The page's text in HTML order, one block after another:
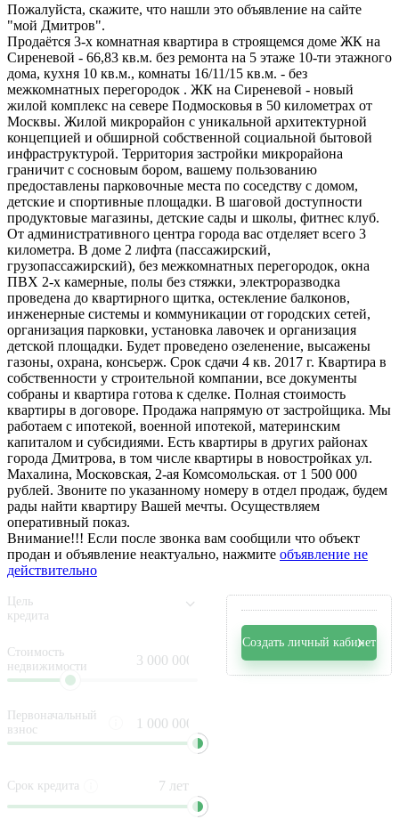
Пожалуйста, скажите, что нашли это объявление на сайте
"мой Дмитров".
Продаётся 3-х комнатная квартира в строящемся доме ЖК на
Сиреневой - 66,83 кв.м. без ремонта на 5 этаже 10-ти этажного
дома, кухня 10 кв.м., комнаты 16/11/15 кв.м. - без
межкомнатных перегородок . ЖК на Сиреневой - новый
жилой комплекс на севере Подмосковья в 50 километрах от
Москвы. Жилой микрорайон с уникальной архитектурной
концепцией и обширной собственной социальной бытовой
инфраструктурой. Территория застройки микрорайона
граничит c сосновым бором, вашему пользованию
предоставлены парковочные места по соседству с домом,
детские и спортивные площадки. В шаговой доступности
продуктовые магазины, детские сады и школы, фитнес клуб.
От административного центра города вас отделяет всего 3
километра. В доме 2 лифта (пассажирский,
грузопассажирский), без межкомнатных перегородок, окна
ПВХ 2-х камерные, полы без стяжки, электроразводка
проведена до квартирного щитка, остекление балконов,
инженерные системы и коммуникации от городских сетей,
организация парковки, установка лавочек и организация
детской площадки. Будет проведено озеленение, высажены
газоны, охрана, консьерж. Срок сдачи 4 кв. 2017 г. Квартира в
собственности у строительной компании, все документы
собраны и квартира готова к сделке. Полная стоимость
квартиры в договоре. Продажа напрямую от застройщика. Мы
работаем с ипотекой, военной ипотекой, материнским
капиталом и субсидиями. Есть квартиры в других районах
города Дмитрова, в том числе квартиры в новостройках ул.
Махалина, Московская, 2-ая Комсомольская. от 1 500 000
рублей. Звоните по указанному номеру в отдел продаж, будем
рады найти квартиру Вашей мечты. Осуществляем
оперативный показ.
Внимание!!! Если после звонка вам сообщили что объект
продан и объявление неактуально, нажмите объявление не
действительно
Цель
кредита
Стоимость
недвижимости
Первоначальный
взнос
Срок кредита
Создать личный кабинет